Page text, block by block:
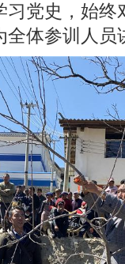
党史，始
体参训人员